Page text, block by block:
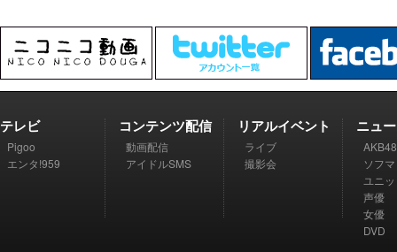
テレビ
Pigoo
エンタ!959
コンテンツ配信
動画配信
アイドルSMS
リアルイベント
ライブ
撮影会
ニュ
AKB48
ソフ
ユニ
声優
女優
DVD